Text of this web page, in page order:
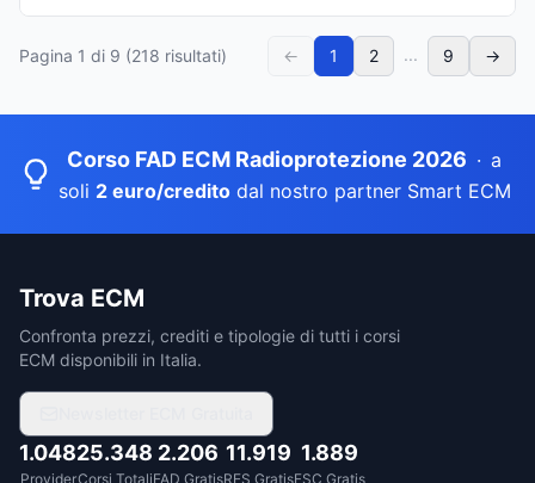
Pagina 1 di 9 (218 risultati) ← 1 2 ... 9 →
Corso FAD ECM Radioprotezione 2026 · a
soli 2 euro/creditodal nostro partner Smart ECM
Trova ECM
Confronta prezzi, crediti e tipologie di tutti i corsi
ECM disponibili in Italia.
1.048
Provider
25.348
Corsi Totali
2.206
FAD Gratis
11.919
RES Gratis
1.889
FSC Gratis